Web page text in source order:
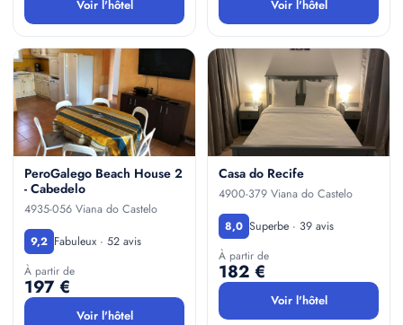
Voir l'hôtel Voir l'hôtel
PeroGalego Beach House 2
- Cabedelo
4935-056 Viana do Castelo
9,2 Fabuleux · 52 avis
À partir de
197 €
Voir l'hôtel
Casa do Recife
4900-379 Viana do Castelo
8,0 Superbe · 39 avis
À partir de
182 €
Voir l'hôtel